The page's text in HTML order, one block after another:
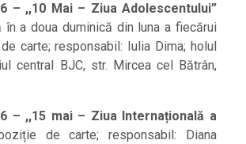
– ,,10 Mai – Ziua Adolescentului”
a doua duminică din luna a fiecărui
carte; responsabil: Iulia Dima; holul
central BJC, str. Mircea cel Bătrân,
– ,,15 mai – Ziua Internațională a
de carte; responsabil: Diana